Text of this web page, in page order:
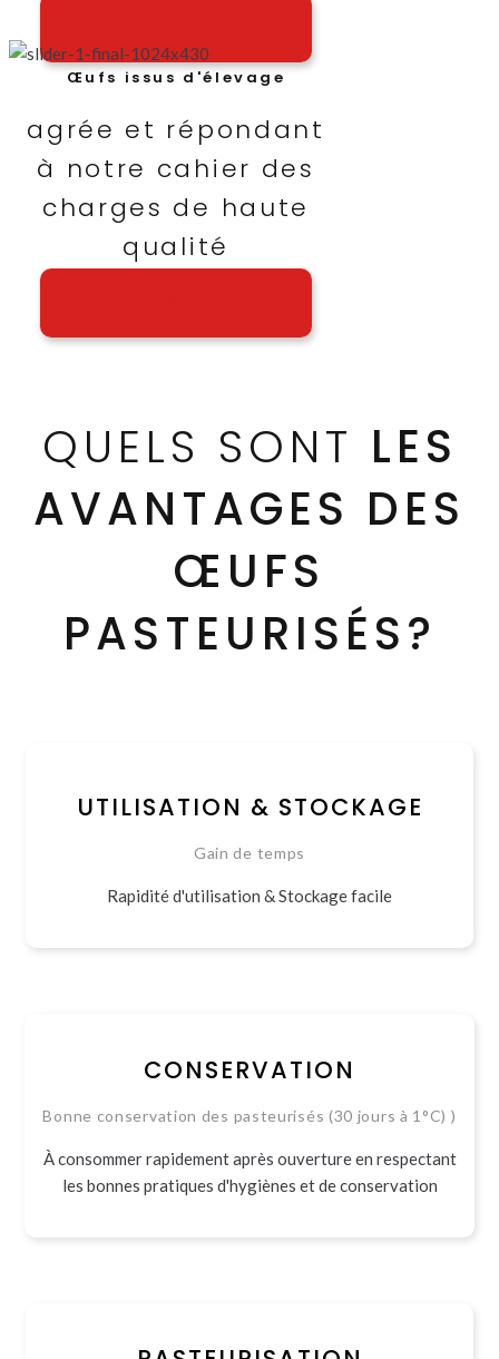
Œufs issus d'élevage
agrée et répondant
à notre cahier des
charges de haute
qualité
QUELS SONT LES
AVANTAGES DES
ŒUFS
PASTEURISÉS?
UTILISATION & STOCKAGE
Gain de temps
Rapidité d'utilisation & Stockage facile
CONSERVATION
Bonne conservation des pasteurisés (30 jours à 1°C) )
À consommer rapidement après ouverture en respectant
les bonnes pratiques d'hygiènes et de conservation